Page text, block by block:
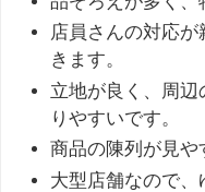
店員さんの対応
きます。
立地が良く、周
りやすいです。
商品の陳列が見や
大型店舗なので、